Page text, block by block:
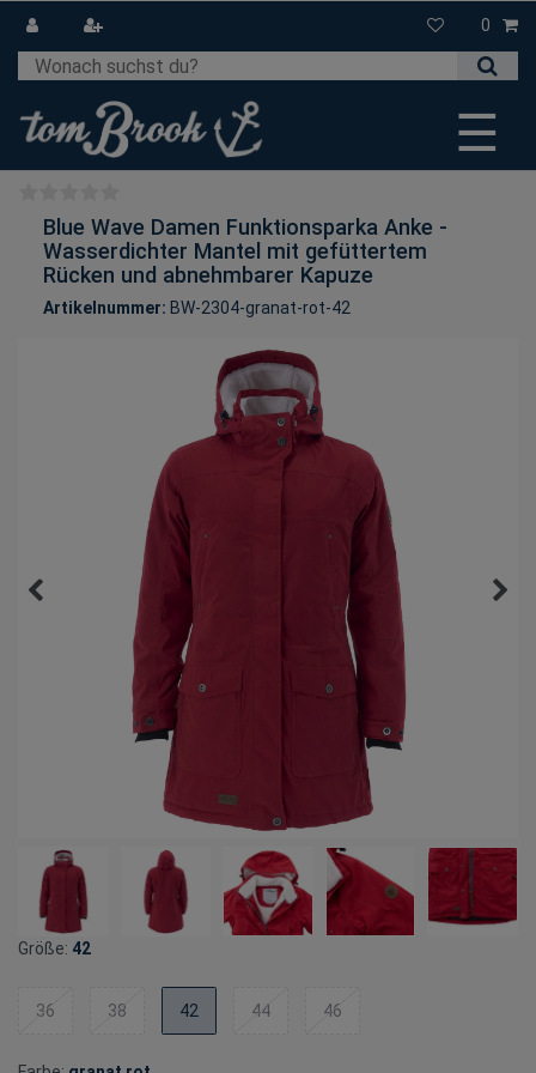
0
☰
Blue Wave Damen Funktionsparka Anke -
Wasserdichter Mantel mit gefüttertem
Rücken und abnehmbarer Kapuze
Artikelnummer: BW-2304-granat-rot-42
Größe: 42
36 38 42 44 46